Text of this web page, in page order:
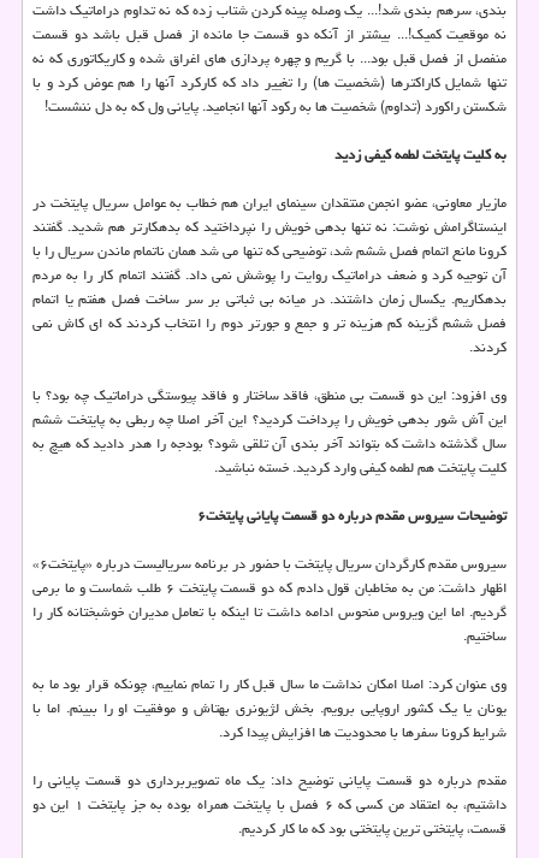
بندی، سرهم بندی شد!... یک وصله پینه کردن شتاب زده که نه تداوم دراماتیک داشت
نه موقعیت کمیک!... بیشتر از آنکه دو قسمت جا مانده از فصل قبل باشد دو قسمت
منفصل از فصل قبل بود... با گریم و چهره پردازی های اغراق شده و کاریکاتوری که نه
تنها شمایل کاراکترها (شخصیت ها) را تغییر داد که کارکرد آنها را هم عوض کرد و با
شکستن راکورد (تداوم) شخصیت ها به رکود آنها انجامید. پایانی ول که به دل ننشست!
به کلیت پایتخت لطمه کیفی زدید
مازیار معاونی، عضو انجمن منتقدان سینمای ایران هم خطاب به عوامل سریال پایتخت در
اینستاگرامش نوشت: نه تنها بدهی خویش را نپرداختید که بدهکارتر هم شدید. گفتند
کرونا مانع اتمام فصل ششم شد، توضیحی که تنها می شد همان ناتمام ماندن سریال را با
آن توجیه کرد و ضعف دراماتیک روایت را پوشش نمی داد. گفتند اتمام کار را به مردم
بدهکاریم. یکسال زمان داشتند. در میانه بی ثباتی بر سر ساخت فصل هفتم یا اتمام
فصل ششم گزینه کم هزینه تر و جمع و جورتر دوم را انتخاب کردند که ای کاش نمی
کردند.
وی افزود: این دو قسمت بی منطق، فاقد ساختار و فاقد پیوستگی دراماتیک چه بود؟ با
این آش شور بدهی خویش را پرداخت کردید؟ این آخر اصلا چه ربطی به پایتخت ششم
سال گذشته داشت که بتواند آخر بندی آن تلقی شود؟ بودجه را هدر دادید که هیچ به
کلیت پایتخت هم لطمه کیفی وارد کردید. خسته نباشید.
توضیحات سیروس مقدم درباره دو قسمت پایانی پایتخت۶
سیروس مقدم کارگردان سریال پایتخت با حضور در برنامه سریالیست درباره «پایتخت۶»
اظهار داشت: من به مخاطبان قول دادم که دو قسمت پایتخت ۶ طلب شماست و ما برمی
گردیم. اما این ویروس منحوس ادامه داشت تا اینکه با تعامل مدیران خوشبختانه کار را
ساختیم.
وی عنوان کرد: اصلا امکان نداشت ما سال قبل کار را تمام نماییم، چونکه قرار بود ما به
یونان یا یک کشور اروپایی برویم. بخش لژیونری بهتاش و موفقیت او را ببینم. اما با
شرایط کرونا سفرها با محدودیت ها افزایش پیدا کرد.
مقدم درباره دو قسمت پایانی توضیح داد: یک ماه تصویربرداری دو قسمت پایانی را
داشتیم، به اعتقاد من کسی که ۶ فصل با پایتخت همراه بوده به جز پایتخت ۱ این دو
قسمت، پایتختی ترین پایتختی بود که ما کار کردیم.